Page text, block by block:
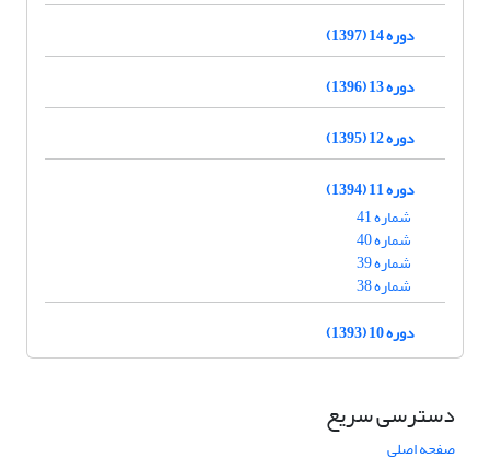
دوره 14 (1397)
دوره 13 (1396)
دوره 12 (1395)
دوره 11 (1394)
شماره 41
شماره 40
شماره 39
شماره 38
دوره 10 (1393)
دسترسی سریع
صفحه اصلی